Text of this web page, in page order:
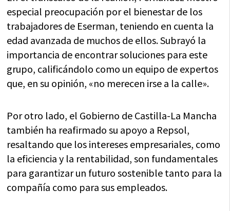
especial preocupación por el bienestar de los
trabajadores de Eserman, teniendo en cuenta la
edad avanzada de muchos de ellos. Subrayó la
importancia de encontrar soluciones para este
grupo, calificándolo como un equipo de expertos
que, en su opinión, «no merecen irse a la calle».
Por otro lado, el Gobierno de Castilla-La Mancha
también ha reafirmado su apoyo a Repsol,
resaltando que los intereses empresariales, como
la eficiencia y la rentabilidad, son fundamentales
para garantizar un futuro sostenible tanto para la
compañía como para sus empleados.